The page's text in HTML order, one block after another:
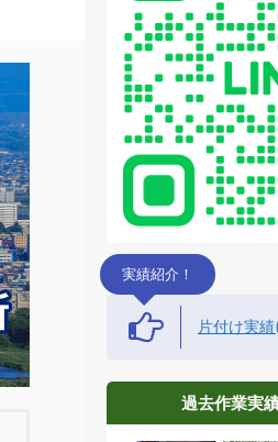
実績紹介！
片付け実
過去作業実